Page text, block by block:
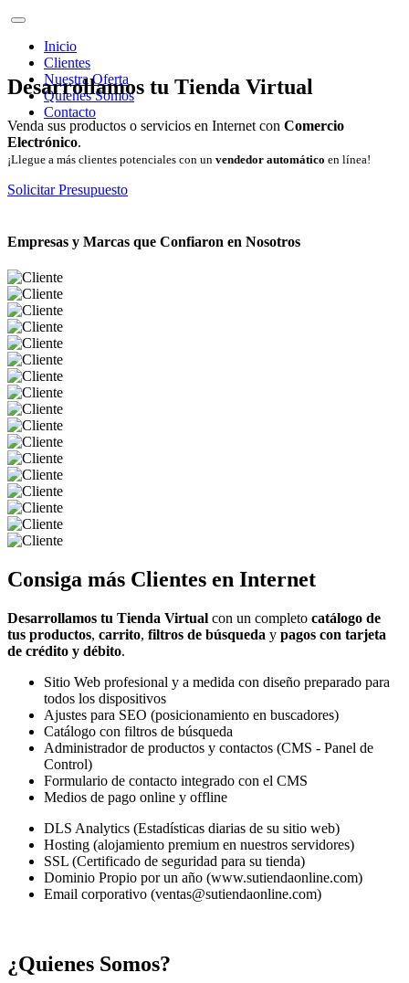
Inicio
Clientes
Nuestra Oferta
Quienes Somos
Contacto
Desarrollamos tu Tienda Virtual
Venda sus productos o servicios en Internet con Comercio
Electrónico.
¡Llegue a más clientes potenciales con un vendedor automático en línea!
Solicitar Presupuesto
Empresas y Marcas que Confiaron en Nosotros
Consiga más Clientes en Internet
Desarrollamos tu Tienda Virtual con un completo catálogo de
tus productos, carrito, filtros de búsqueda y pagos con tarjeta
de crédito y débito.
Sitio Web profesional y a medida con diseño preparado para
todos los dispositivos
Ajustes para SEO (posicionamiento en buscadores)
Catálogo con filtros de búsqueda
Administrador de productos y contactos (CMS - Panel de
Control)
Formulario de contacto integrado con el CMS
Medios de pago online y offline
DLS Analytics (Estadísticas diarias de su sitio web)
Hosting (alojamiento premium en nuestros servidores)
SSL (Certificado de seguridad para su tienda)
Dominio Propio por un año (www.sutiendaonline.com)
Email corporativo (ventas@sutiendaonline.com)
¿Quienes Somos?